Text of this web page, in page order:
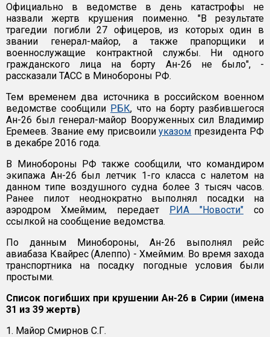
Официально в ведомстве в день катастрофы не
назвали жертв крушения поименно. "В результате
трагедии погибли 27 офицеров, из которых один в
звании генерал-майор, а также прапорщики и
военнослужащие контрактной службы. Ни одного
гражданского лица на борту Ан-26 не было", -
рассказали ТАСС в Минобороны РФ.
Тем временем два источника в российском военном
ведомстве сообщили РБК, что на борту разбившегося
Ан-26 был генерал-майор Вооруженных сил Владимир
Еремеев. Звание ему присвоилиуказом президента РФ
в декабре 2016 года.
В Минобороны РФ также сообщили, что командиром
экипажа Ан-26 был летчик 1-го класса с налетом на
данном типе воздушного судна более 3 тысяч часов.
Ранее пилот неоднократно выполнял посадки на
аэродром Хмеймим, передает РИА "Новости" со
ссылкой на сообщение ведомства.
По данным Минобороны, Ан-26 выполнял рейс
авиабаза Квайрес (Алеппо) - Хмеймим. Во время захода
транспортника на посадку погодные условия были
простыми.
Список погибших при крушении Ан-26 в Сирии (имена
31 из 39 жертв)
1. Майор Смирнов С.Г.